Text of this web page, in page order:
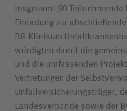
Insgesamt 90
Einladung zur
BG Klinikum
würdigten damit die
und die umfassenden
Vertretungen der
Unfallversicherungsträger,
Landesverbände sowie der